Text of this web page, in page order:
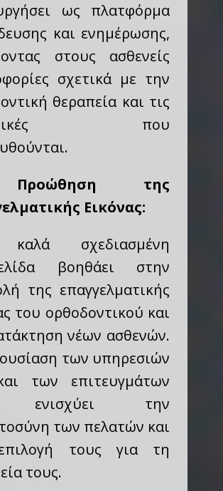
ως πλατφόρμα
και ενημέρωσης,
στους ασθενείς
σχετικά με την
θεραπεία και τις
που
της
Εικόνας:
σχεδιασμένη
βοηθάει στην
της επαγγελματικής
του ορθοδοντικού και
νέων ασθενών.
των υπηρεσιών
των επιτευγμάτων
ενισχύει την
των πελατών και
τους για τη
τους.